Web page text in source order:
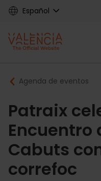
Skip
content
Español
Main
navigation
Breadcrumb
Agenda de eventos
Patraix
Encuentro
Cabuts
correfoc